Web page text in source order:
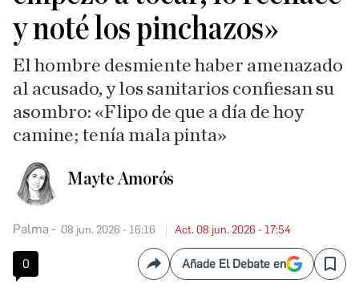
y noté los pinchazos»
El hombre desmiente haber amenazado
al acusado, y los sanitarios confiesan su
asombro: «Flipo de que a día de hoy
camine; tenía mala pinta»
Mayte Amorós
Palma 08 jun. 2026 - 16:16 Act. 08 jun. 2026 - 17:54
0 CompartirAñade El Debate en Save